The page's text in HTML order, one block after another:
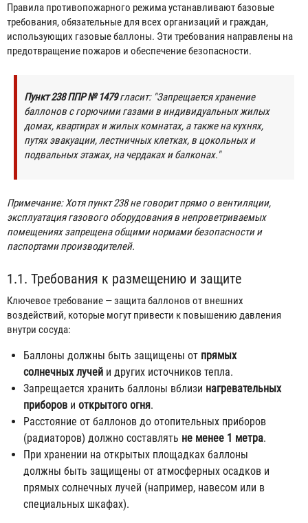
Правила противопожарного режима устанавливают базовые
требования, обязательные для всех организаций и граждан,
использующих газовые баллоны. Эти требования направлены на
предотвращение пожаров и обеспечение безопасности.
Пункт 238 ППР № 1479гласит: "Запрещается хранение
баллонов с горючими газами в индивидуальных жилых
домах, квартирах и жилых комнатах, а также на кухнях,
путях эвакуации, лестничных клетках, в цокольных и
подвальных этажах, на чердаках и балконах."
Примечание: Хотя пункт 238 не говорит прямо о вентиляции,
эксплуатация газового оборудования в непроветриваемых
помещениях запрещена общими нормами безопасности и
паспортами производителей.
1.1. Требования к размещению и защите
Ключевое требование — защита баллонов от внешних
воздействий, которые могут привести к повышению давления
внутри сосуда:
Баллоны должны быть защищены от прямых
солнечных лучей и других источников тепла.
Запрещается хранить баллоны вблизи нагревательных
приборов и открытого огня.
Расстояние от баллонов до отопительных приборов
(радиаторов) должно составлять не менее 1 метра.
При хранении на открытых площадках баллоны
должны быть защищены от атмосферных осадков и
прямых солнечных лучей (например, навесом или в
специальных шкафах).